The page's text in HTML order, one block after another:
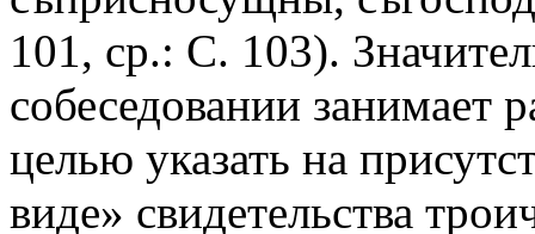
101, ср.: С. 103).
собеседовании занимает
целью указать на
виде» свидетельства